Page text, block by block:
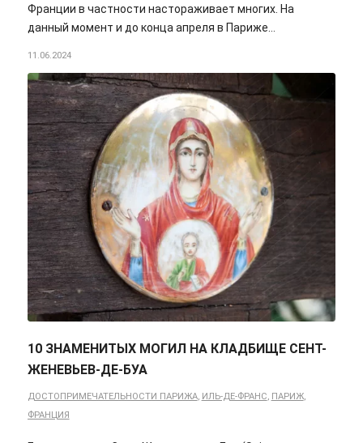
Франции в частности настораживает многих. На
данный момент и до конца апреля в Париже…
11.06.2024
10 ЗНАМЕНИТЫХ МОГИЛ НА КЛАДБИЩЕ СЕНТ-
ЖЕНЕВЬЕВ-ДЕ-БУА
ДОСТОПРИМЕЧАТЕЛЬНОСТИ ПАРИЖА, ИЛЬ-ДЕ-ФРАНС, ПАРИЖ,
ФРАНЦИЯ